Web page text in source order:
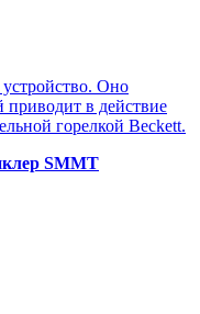
Оно
приводит в действие
горелкой Beckett.
SMMT